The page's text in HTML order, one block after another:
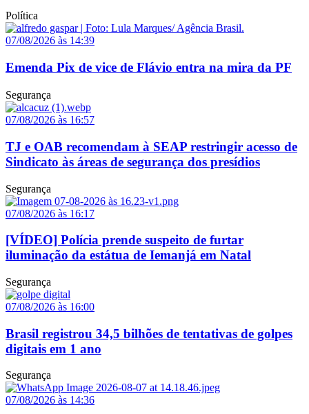
Política
07/08/2026 às 14:39
Emenda Pix de vice de Flávio entra na mira da PF
Segurança
07/08/2026 às 16:57
TJ e OAB recomendam à SEAP restringir acesso de
Sindicato às áreas de segurança dos presídios
Segurança
07/08/2026 às 16:17
[VÍDEO] Polícia prende suspeito de furtar
iluminação da estátua de Iemanjá em Natal
Segurança
07/08/2026 às 16:00
Brasil registrou 34,5 bilhões de tentativas de golpes
digitais em 1 ano
Segurança
07/08/2026 às 14:36